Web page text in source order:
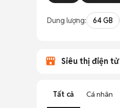
Dung lượng: 64 GB
Siêu thị điện tử
Tất cả Cá nhân